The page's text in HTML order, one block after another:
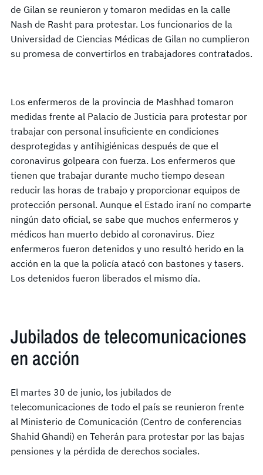
de Gilan se reunieron y tomaron medidas en la calle
Nash de Rasht para protestar. Los funcionarios de la
Universidad de Ciencias Médicas de Gilan no cumplieron
su promesa de convertirlos en trabajadores contratados.
Los enfermeros de la provincia de Mashhad tomaron
medidas frente al Palacio de Justicia para protestar por
trabajar con personal insuficiente en condiciones
desprotegidas y antihigiénicas después de que el
coronavirus golpeara con fuerza. Los enfermeros que
tienen que trabajar durante mucho tiempo desean
reducir las horas de trabajo y proporcionar equipos de
protección personal. Aunque el Estado iraní no comparte
ningún dato oficial, se sabe que muchos enfermeros y
médicos han muerto debido al coronavirus. Diez
enfermeros fueron detenidos y uno resultó herido en la
acción en la que la policía atacó con bastones y tasers.
Los detenidos fueron liberados el mismo día.
Jubilados de telecomunicaciones
en acción
El martes 30 de junio, los jubilados de
telecomunicaciones de todo el país se reunieron frente
al Ministerio de Comunicación (Centro de conferencias
Shahid Ghandi) en Teherán para protestar por las bajas
pensiones y la pérdida de derechos sociales.